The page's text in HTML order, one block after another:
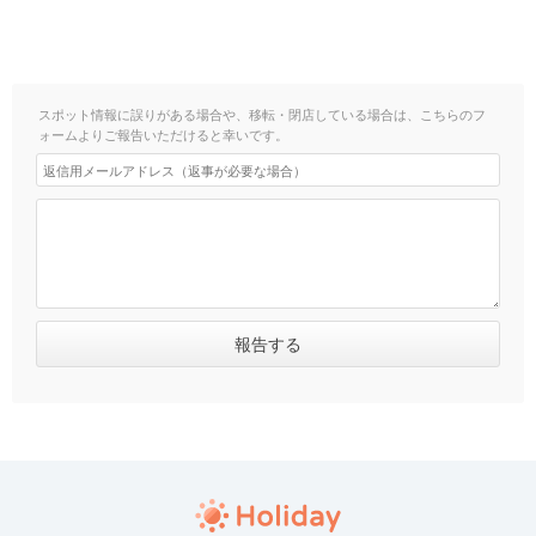
スポット情報に誤りがある場合や、移転・閉店している場合は、こちらのフ
ォームよりご報告いただけると幸いです。